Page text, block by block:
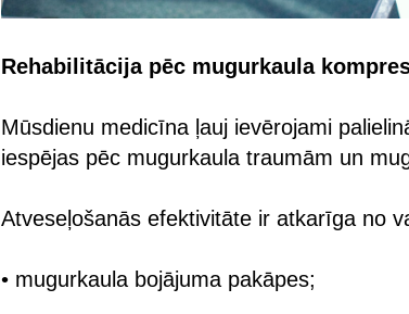
Rehabilitācija pēc mugurkaula
Mūsdienu medicīna ļauj ievērojami
iespējas pēc mugurkaula traumām un
Atveseļošanās efektivitāte ir atkarīga no
• mugurkaula bojājuma pakāpes;